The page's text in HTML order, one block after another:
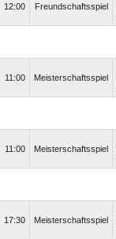
12:00 Freundschaftsspiel
11:00 Meisterschaftsspiel
11:00 Meisterschaftsspiel
17:30 Meisterschaftsspiel